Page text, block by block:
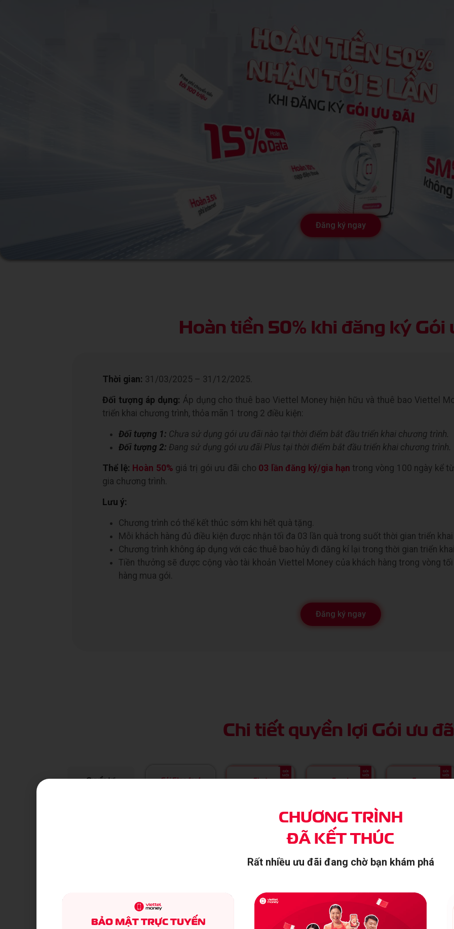
Đăng ký ngay
Hoàn tiền 50% khi đăng ký Gói
Thời gian: 31/03/2025 – 31/12/2025.
Đối tượng áp dụng: Áp dụng cho thuê bao Viettel Money hiện hữu và thuê bao Viettel
triển khai chương trình, thỏa mãn 1 trong 2 điều kiện:
Đối tượng 1: Chưa sử dụng gói ưu đãi nào tại thời điểm bắt đầu triển khai chương trình.
Đối tượng 2: Đang sử dụng gói ưu đãi Plus tại thời điểm bắt đầu triển khai chương trình.
Thể lệ: Hoàn 50% giá trị gói ưu đãi cho 03 lần đăng ký/gia hạn trong vòng 100 ngày kể
gia chương trình.
Lưu ý:
Chương trình có thể kết thúc sớm khi hết quà tặng.
Mỗi khách hàng đủ điều kiện được nhận tối đa 03 lần quà trong suốt thời gian triển
Chương trình không áp dụng với các thuê bao hủy đi đăng kí lại trong thời gian triển
Tiền thưởng sẽ được cộng vào tài khoản Viettel Money của khách hàng trong vòng
hàng mua gói.
Đăng ký ngay
Chi tiết quyền lợi Gói ưu
CHƯƠNG TRÌNH
ĐÃ KẾT THÚC
Rất nhiều ưu đãi đang chờ bạn khám phá